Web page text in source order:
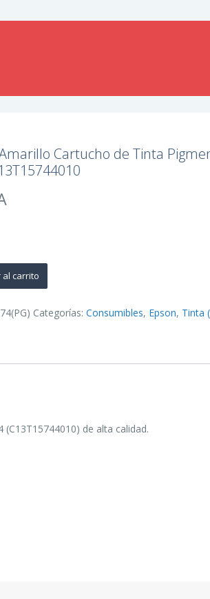
Cartucho de Tinta
al carrito
Categorías:Consumibles, Epson, Tinta
de alta calidad.